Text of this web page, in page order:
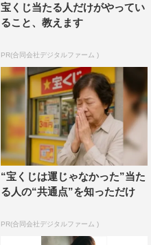
宝くじ当たる人だけがやってい
ること、教えます
PR(合同会社デジタルファーム )
“宝くじは運じゃなかった”当た
る人の“共通点”を知っただけ
PR(合同会社デジタルファーム )